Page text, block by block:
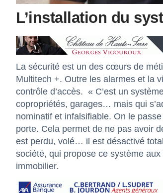
L’installation du
La sécurité est un des cœurs de
Multitech +. Outre les alarmes et la
contrôle d’accès. « C’est un
copropriétés, garages… mais qui
nominatif et infalsifiable. On le
porte. Cela permet de ne pas avoir
est perdu, volé… il est désactivé
société, qui propose ce système
immobilier.